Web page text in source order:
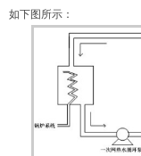
如下图所示：